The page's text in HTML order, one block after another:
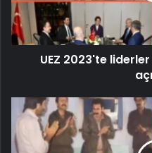
UEZ 2023'te